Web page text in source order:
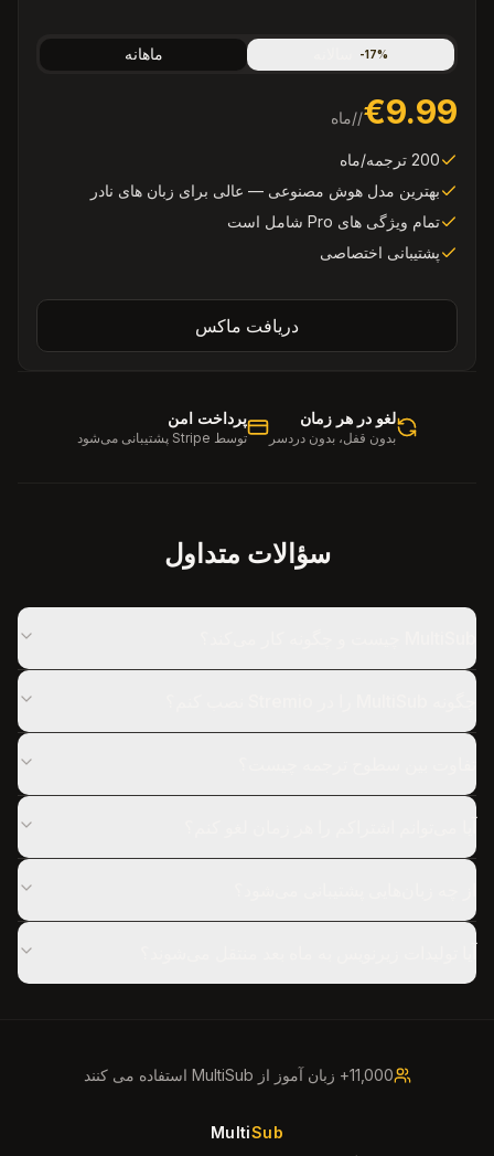
ماهانه -17%
€9.99
//ماه
200 ترجمه/ماه
بهترین مدل هوش مصنوعی — عالی برای زبان های نادر
تمام ویژگی های Pro شامل است
پشتیبانی اختصاصی
دریافت ماکس
لغو در هر زمان
بدون قفل، بدون دردسر
پرداخت امن
توسط Stripe پشتیبانی می‌شود
سؤالات متداول
11,000+ زبان آموز از MultiSub استفاده می کنند
MultiSub